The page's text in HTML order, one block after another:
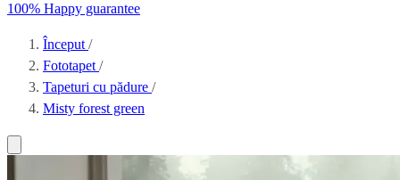
100% Happy guarantee
Început /
Fototapet /
Tapeturi cu pădure /
Misty forest green